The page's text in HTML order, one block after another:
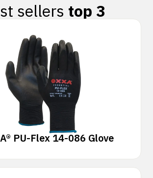
sellers top 3
PU-Flex 14-086 Glove